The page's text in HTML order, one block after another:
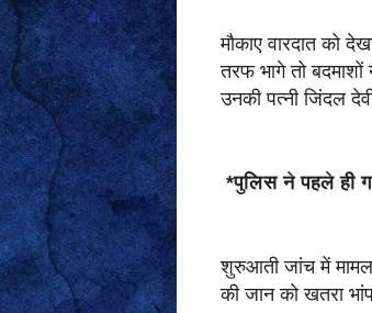
मौकाए वारदात को
तरफ भागे तो
उनकी पत्नी जिंदल
*पुलिस ने पहले ही
शुरुआती जांच में
की जान को खतरा